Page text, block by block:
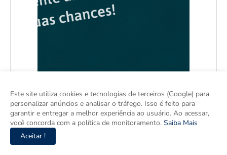
Este site utiliza cookies e tecnologias de terceiros (Google) para
personalizar anúncios e analisar o tráfego. Isso é feito para
garantir e entregar a melhor experiência ao usuário. Ao acessar,
você concorda com a política de monitoramento. Saiba Mais
Aceitar !